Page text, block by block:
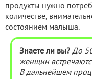
продукты нужно
количестве,
состоянием малыша.
Знаете ли вы? До
женщин
В дальнейшем